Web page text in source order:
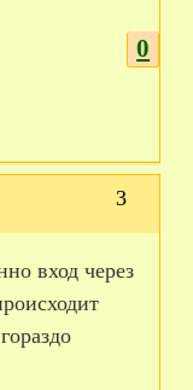
0
3
вход через